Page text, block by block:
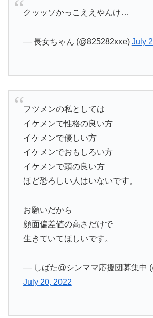
クッッソかっこええやんけ…
— 長女ちゃん (@825282xxe) July
フツメンの私としては
イケメンで性格の良い方
イケメンで優しい方
イケメンでおもしろい方
イケメンで頭の良い方
ほど恐ろしい人はいないです。
お願いだから
顔面偏差値の高さだけで
生きていてほしいです。
— しばた@シンママ応援団募集中
July 20, 2022